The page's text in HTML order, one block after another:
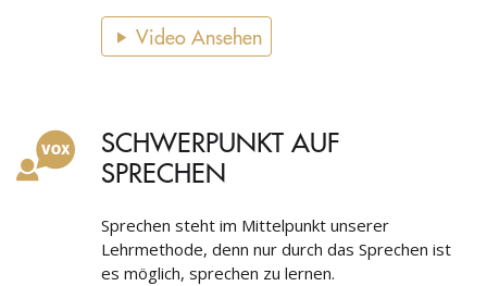
Video Ansehen
SCHWERPUNKT AUF
SPRECHEN
Sprechen steht im Mittelpunkt unserer
Lehrmethode, denn nur durch das Sprechen ist
es möglich, sprechen zu lernen.